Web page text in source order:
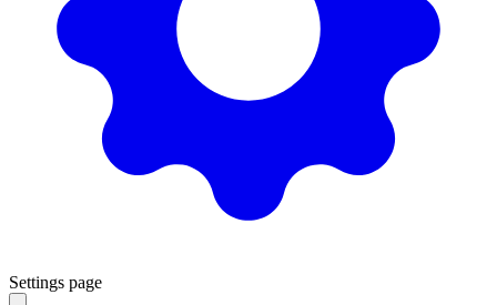
Settings page